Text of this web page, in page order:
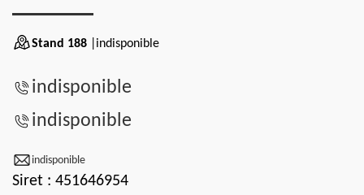
Stand 188 |indisponible
indisponible
indisponible
indisponible
Siret : 451646954